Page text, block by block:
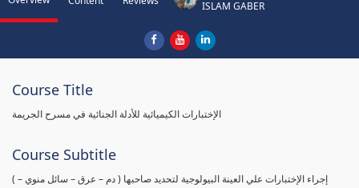
ISLAM GABER
Course Title
الإختبارات الكيميائية للأدلة الجنائية في مسرح الجريمة
Course Subtitle
( إجراء الإختبارات علي العينة البيولوجية لتحديد صاحبها ( دم – عرق – سائل منوي –